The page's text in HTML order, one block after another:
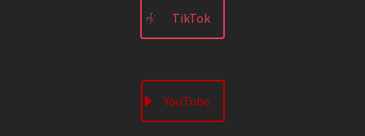
TikTok
YouTube